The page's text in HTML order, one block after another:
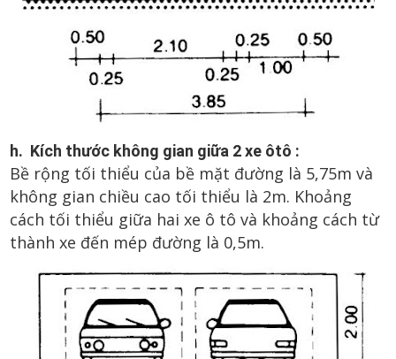
h. Kích thước không gian giữa 2 xe ôtô :
Bề rộng tối thiểu của bề mặt đường là 5,75m và
không gian chiều cao tối thiểu là 2m. Khoảng
cách tối thiểu giữa hai xe ô tô và khoảng cách từ
thành xe đến mép đường là 0,5m.